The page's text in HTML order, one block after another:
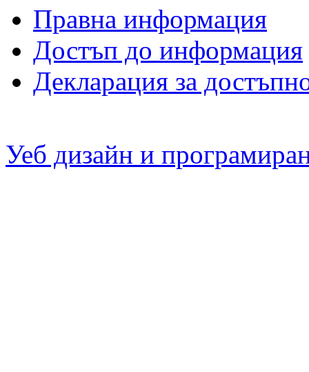
Правна информация
Достъп до информация
Декларация за
Уеб дизайн и